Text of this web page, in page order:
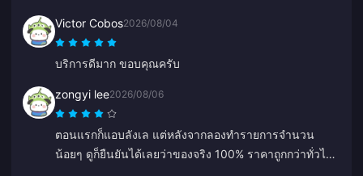
Victor Cobos2026/08/04
บริการดีมาก ขอบคุณครับ
zongyi lee2026/08/06
ตอนแรกก็แอบลังเล แต่หลังจากลองทำรายการจำนวน
น้อยๆ ดูก็ยืนยันได้เลยว่าของจริง 100% ราคาถูกกว่าทั่วไป